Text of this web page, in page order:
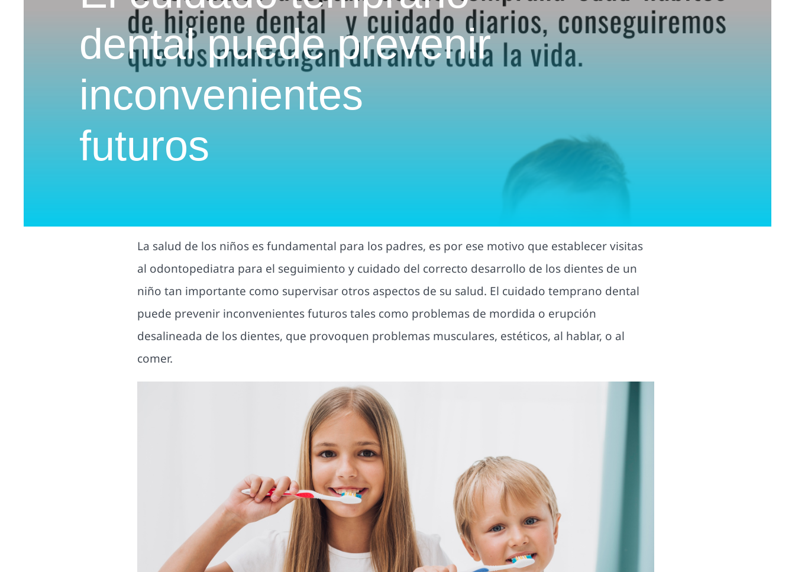
dental puede prevenir
inconvenientes
futuros
La salud de los niños es fundamental para los padres, es por ese motivo que establecer visitas
al odontopediatra para el seguimiento y cuidado del correcto desarrollo de los dientes de un
niño tan importante como supervisar otros aspectos de su salud. El cuidado temprano dental
puede prevenir inconvenientes futuros tales como problemas de mordida o erupción
desalineada de los dientes, que provoquen problemas musculares, estéticos, al hablar, o al
comer.